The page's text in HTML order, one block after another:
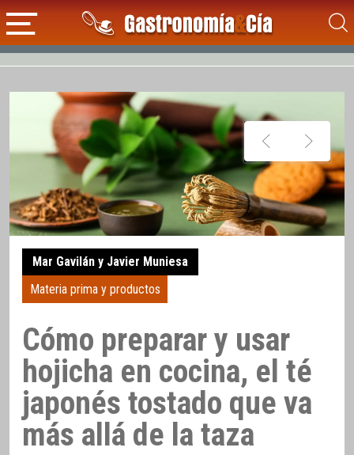
Mar Gavilán y Javier Muniesa
Materia prima y productos
Cómo preparar y usar
hojicha en cocina, el té
japonés tostado que va
más allá de la taza